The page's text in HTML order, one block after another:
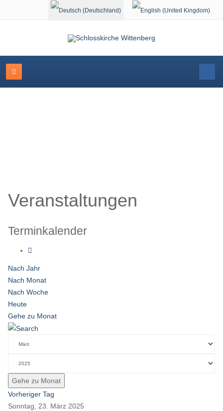
Sprache auswählen
Veranstaltungen
Terminkalender
Nach Jahr
Nach Monat
Nach Woche
Heute
Gehe zu Monat
Gehe zu Monat
Vorheriger Tag
Sonntag, 23. März 2025